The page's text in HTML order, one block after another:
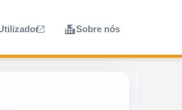
Sobre nós